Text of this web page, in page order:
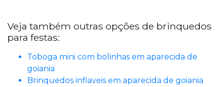
Veja também outras opções de brinquedos
para festas:
Toboga mini com bolinhas em aparecida de
goiania
Brinquedos inflaveis em aparecida de goiania